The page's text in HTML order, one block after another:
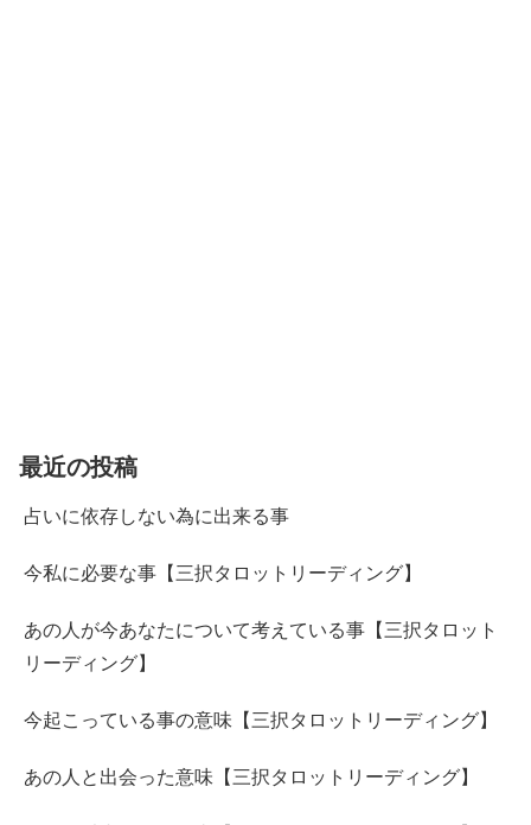
最近の投稿
占いに依存しない為に出来る事
今私に必要な事【三択タロットリーディング】
あの人が今あなたについて考えている事【三択タロット
リーディング】
今起こっている事の意味【三択タロットリーディング】
あの人と出会った意味【三択タロットリーディング】